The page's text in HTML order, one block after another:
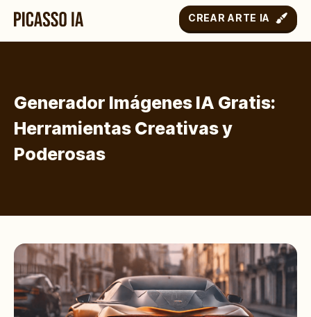
CREAR ARTE IA
Generador Imágenes IA Gratis:
Herramientas Creativas y
Poderosas